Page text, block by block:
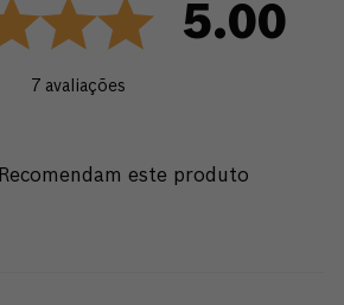
5.00
7 avaliações
Recomendam este produto